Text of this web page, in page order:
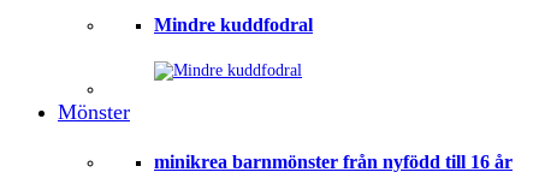
Mindre kuddfodral
Mönster
minikrea barnmönster från nyfödd till 16 år